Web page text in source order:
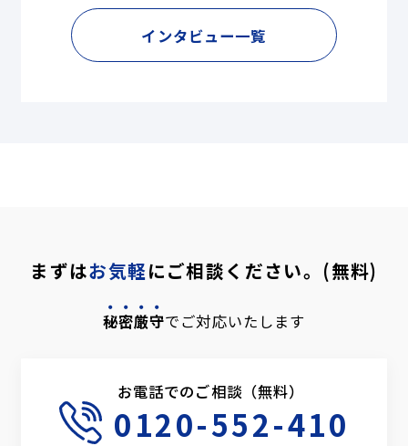
インタビュー一覧
まずはお気軽にご相談ください。(無料)
秘密厳守でご対応いたします
お電話でのご相談（無料）
0120-552-410